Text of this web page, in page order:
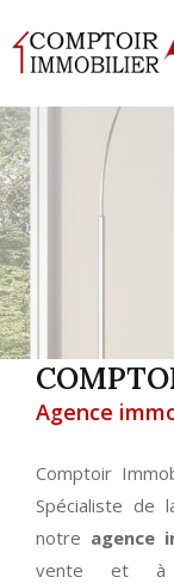
Agence
Comptoir
Spécialiste de
notre agence
vente et à